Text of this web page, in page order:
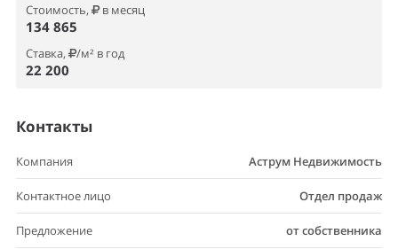
Стоимость, в месяц
134 865
Ставка, /м² в год
22 200
Контакты
Компания Аструм Недвижимость
Контактное лицо Отдел продаж
Предложение от собственника